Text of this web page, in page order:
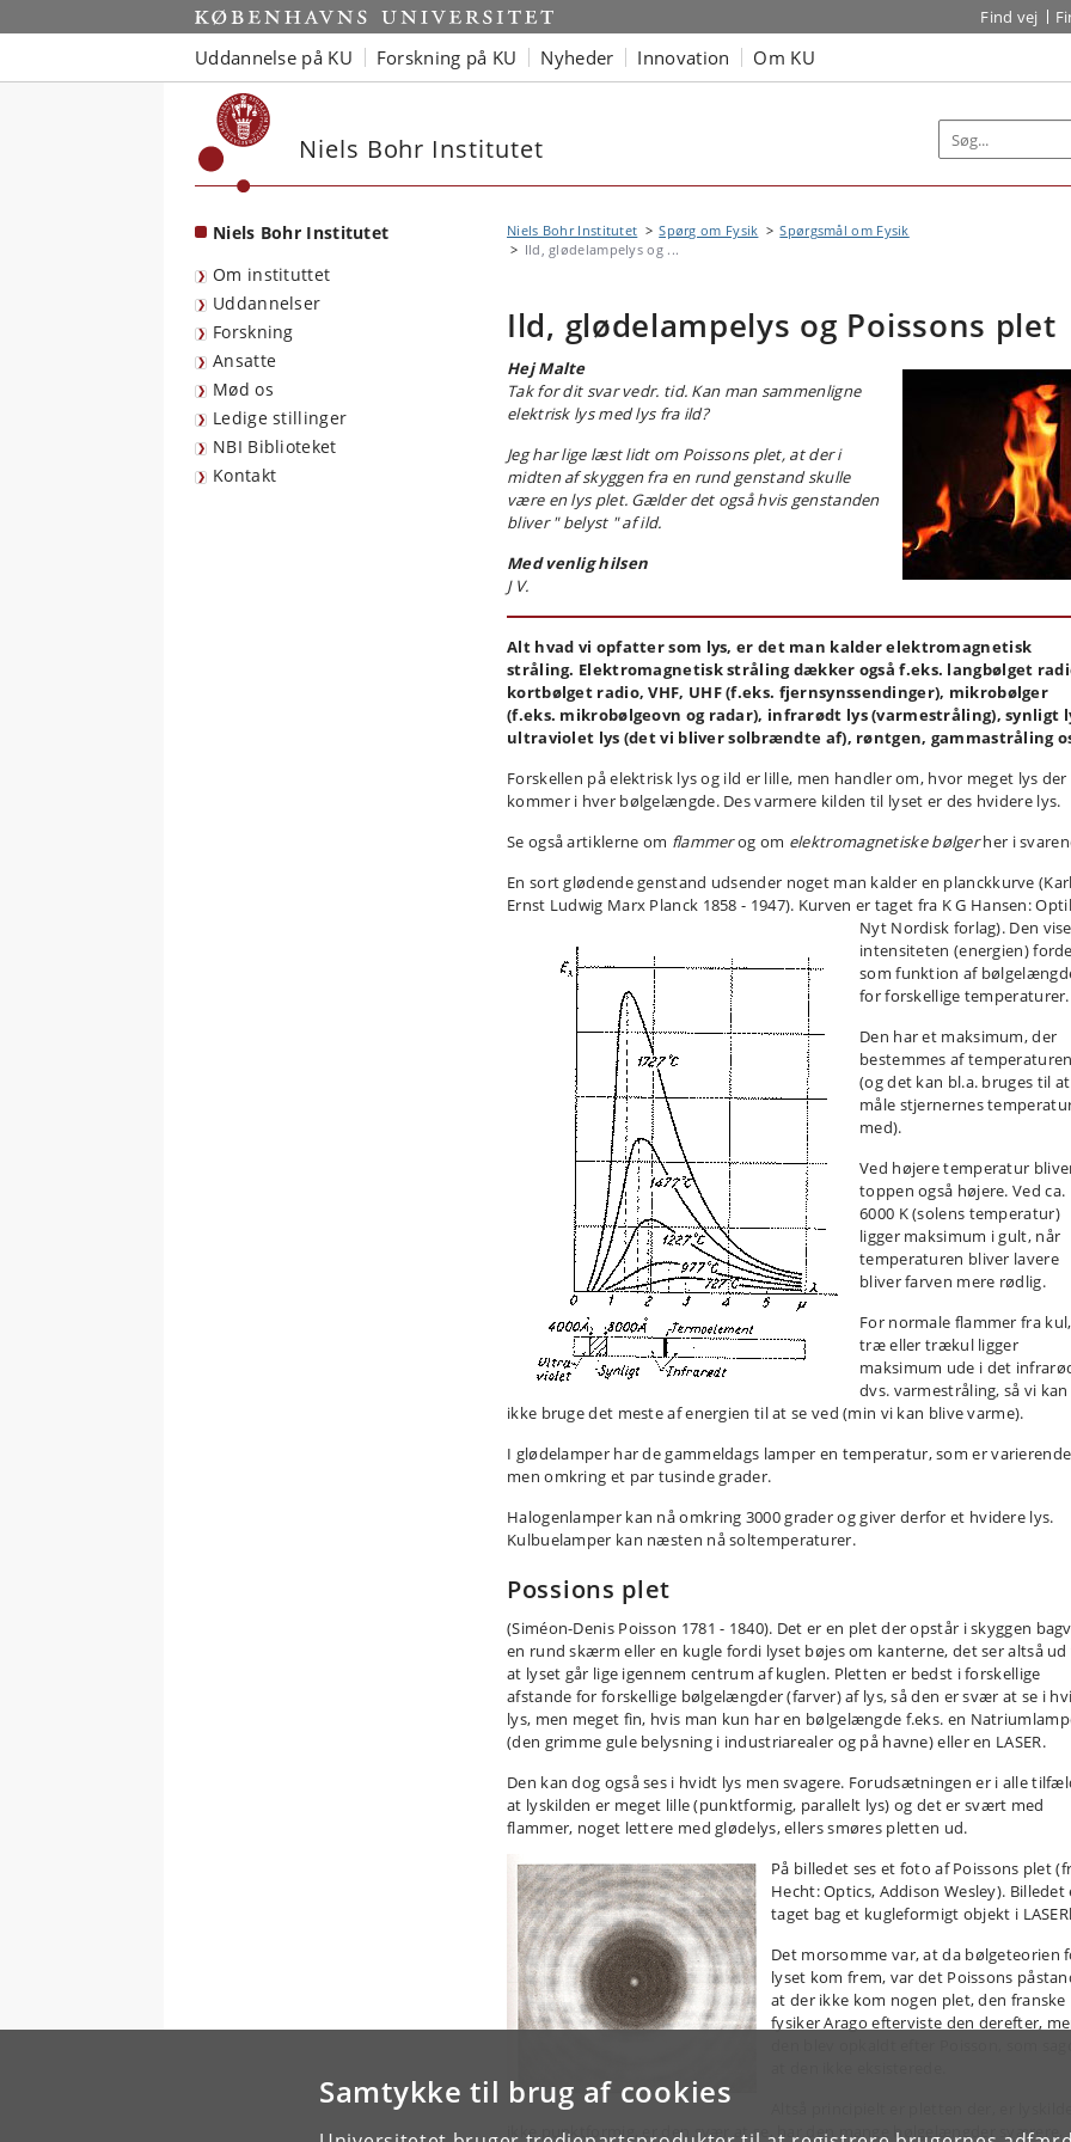
Samtykke til brug af cookies
Start Find vej
Uddannelse på KU Forskning på KU Nyheder Innovation Om KU
Niels Bohr Institutet
Niels Bohr Institutet
Om instituttet
Uddannelser
Forskning
Ansatte
Mød os
Ledige stillinger
NBI Biblioteket
Kontakt
Niels Bohr Institutet Spørg om Fysik
Spørgsmål om Fysik
Ild, glødelampelys og ...
Ild, glødelampelys og Poissons plet
Hej Malte
Tak for dit svar vedr. tid. Kan man sammenligne
elektrisk lys med lys fra ild?
Jeg har lige læst lidt om Poissons plet, at der i
midten af skyggen fra en rund genstand skulle
være en lys plet. Gælder det også hvis genstanden
bliver " belyst " af ild.
Med venlig hilsen
J V.
Alt hvad vi opfatter som lys, er det man kalder elektromagnetisk
stråling. Elektromagnetisk stråling dækker også f.eks. langbølget
kortbølget radio, VHF, UHF (f.eks. fjernsynssendinger), mikrobølger
(f.eks. mikrobølgeovn og radar), infrarødt lys (varmestråling), synligt
ultraviolet lys (det vi bliver solbrændte af), røntgen, gammastråling
Forskellen på elektrisk lys og ild er lille, men handler om, hvor meget lys der
kommer i hver bølgelængde. Des varmere kilden til lyset er des hvidere lys.
Se også artiklerne om flammerog om elektromagnetiske bølgerher i
En sort glødende genstand udsender noget man kalder en planckkurve (Karl
Ernst Ludwig Marx Planck 1858 - 1947). Kurven er taget fra K G Hansen:
Nyt Nordisk forlag). Den
intensiteten (energien)
som funktion af
for forskellige temperaturer.
Den har et maksimum, der
bestemmes af temperaturen
(og det kan bl.a. bruges til at
måle stjernernes
med).
Ved højere temperatur
toppen også højere. Ved ca.
6000 K (solens temperatur)
ligger maksimum i gult, når
temperaturen bliver lavere
bliver farven mere rødlig.
For normale flammer fra kul,
træ eller trækul ligger
maksimum ude i det
dvs. varmestråling, så vi kan
ikke bruge det meste af energien til at se ved (min vi kan blive varme).
I glødelamper har de gammeldags lamper en temperatur, som er varierende
men omkring et par tusinde grader.
Halogenlamper kan nå omkring 3000 grader og giver derfor et hvidere lys.
Kulbuelamper kan næsten nå soltemperaturer.
Possions plet
(Siméon-Denis Poisson 1781 - 1840). Det er en plet der opstår i skyggen
en rund skærm eller en kugle fordi lyset bøjes om kanterne, det ser altså
at lyset går lige igennem centrum af kuglen. Pletten er bedst i forskellige
afstande for forskellige bølgelængder (farver) af lys, så den er svær at se i
lys, men meget fin, hvis man kun har en bølgelængde f.eks. en
(den grimme gule belysning i industriarealer og på havne) eller en LASER.
Den kan dog også ses i hvidt lys men svagere. Forudsætningen er i alle
at lyskilden er meget lille (punktformig, parallelt lys) og det er svært med
flammer, noget lettere med glødelys, ellers smøres pletten ud.
På billedet ses et foto af Poissons plet
Hecht: Optics, Addison Wesley). Billedet
taget bag et kugleformigt objekt i
Det morsomme var, at da bølgeteorien
lyset kom frem, var det Poissons
at der ikke kom nogen plet, den franske
fysiker Arago efterviste den derefter,
ikke punktformig, er den svær at se, har den mange bølgelængder sværere,